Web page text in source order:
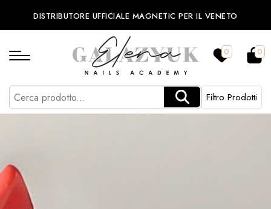
DISTRIBUTORE UFFICIALE MAGNETIC PER IL VENETO
0 0
Filtro Prodotti